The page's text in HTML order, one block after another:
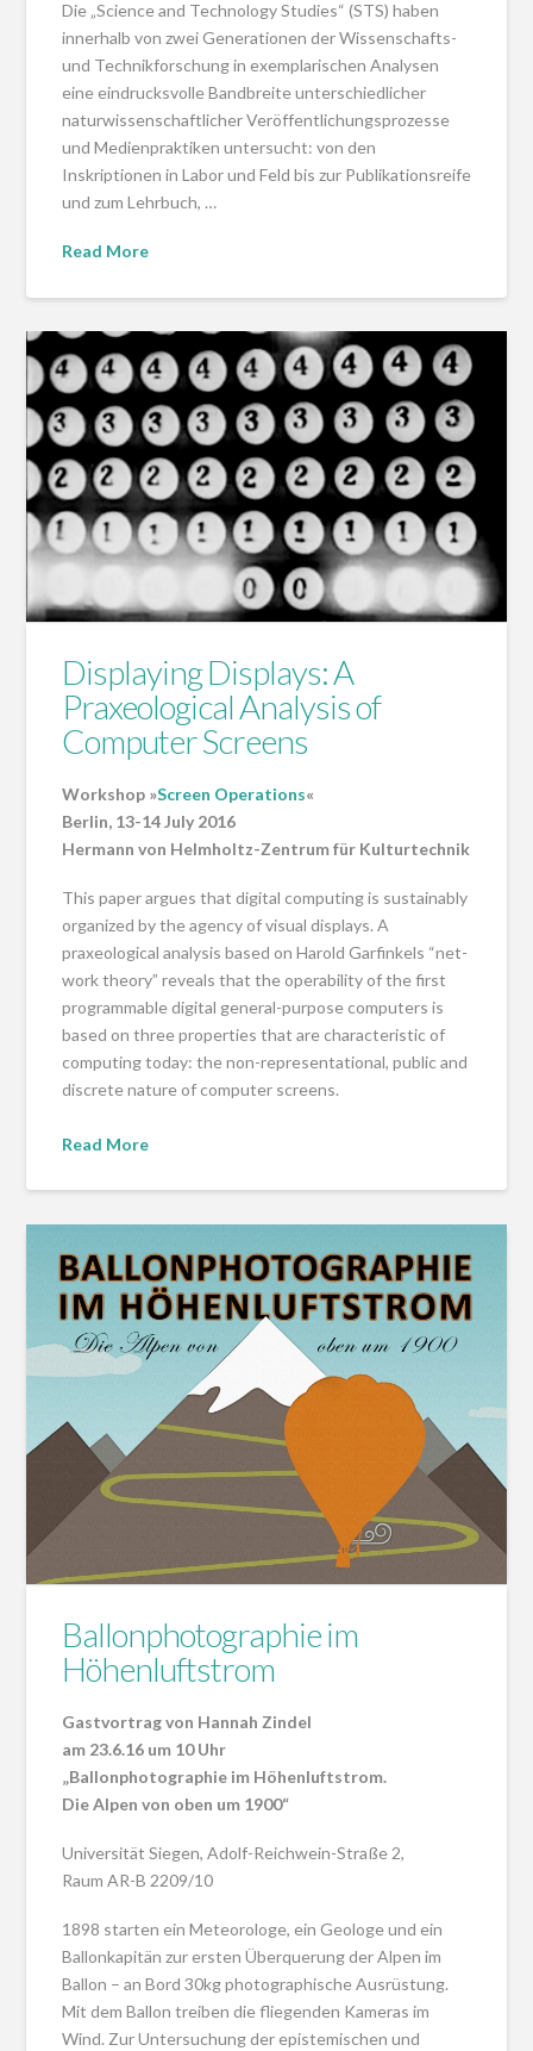
Die „Science and Technology Studies“ (STS) haben
innerhalb von zwei Generationen der Wissenschafts-
und Technikforschung in exemplarischen Analysen
eine eindrucksvolle Bandbreite unterschiedlicher
naturwissenschaftlicher Veröffentlichungsprozesse
und Medienpraktiken untersucht: von den
Inskriptionen in Labor und Feld bis zur Publikationsreife
und zum Lehrbuch, …
Read More
Displaying Displays: A
Praxeological Analysis of
Computer Screens
Workshop »Screen Operations«
Berlin, 13-14 July 2016
Hermann von Helmholtz-Zentrum für Kulturtechnik
This paper argues that digital computing is sustainably
organized by the agency of visual displays. A
praxeological analysis based on Harold Garfinkels “net-
work theory” reveals that the operability of the first
programmable digital general-purpose computers is
based on three properties that are characteristic of
computing today: the non-representational, public and
discrete nature of computer screens.
Read More
Ballonphotographie im
Höhenluftstrom
Gastvortrag von Hannah Zindel
am 23.6.16 um 10 Uhr
„Ballonphotographie im Höhenluftstrom.
Die Alpen von oben um 1900“
Universität Siegen, Adolf-Reichwein-Straße 2,
Raum AR-B 2209/10
1898 starten ein Meteorologe, ein Geologe und ein
Ballonkapitän zur ersten Überquerung der Alpen im
Ballon – an Bord 30kg photographische Ausrüstung.
Mit dem Ballon treiben die fliegenden Kameras im
Wind. Zur Untersuchung der epistemischen und